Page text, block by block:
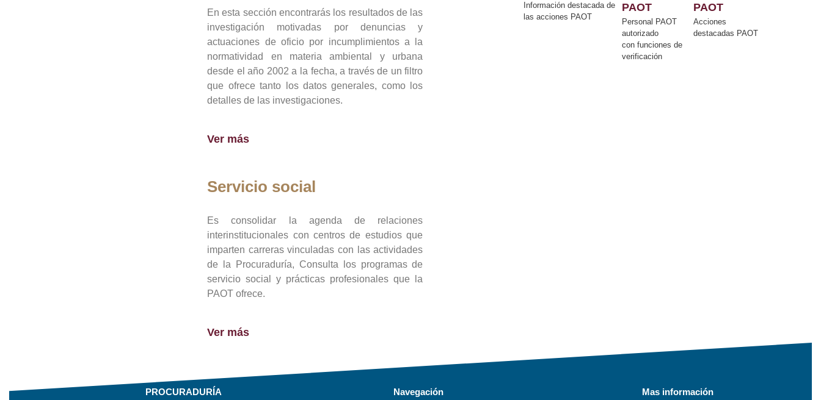
En esta sección encontrarás los resultados de las
investigación motivadas por denuncias y
actuaciones de oficio por incumplimientos a la
normatividad en materia ambiental y urbana
desde el año 2002 a la fecha, a través de un filtro
que ofrece tanto los datos generales, como los
detalles de las investigaciones.
Ver más
Servicio social
Es consolidar la agenda de relaciones
interinstitucionales con centros de estudios que
imparten carreras vinculadas con las actividades
de la Procuraduría, Consulta los programas de
servicio social y prácticas profesionales que la
PAOT ofrece.
Ver más
Información destacada de
las acciones PAOT
PAOT
Personal PAOT
autorizado
con funciones de
verificación
PAOT
Acciones
destacadas PAOT
PROCURADURÍA Navegación Mas información